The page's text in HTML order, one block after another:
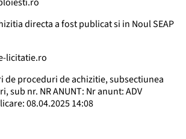
directa a fost publicat si in Noul SEAP
licitatie.ro
de proceduri de achizitie, subsectiunea
sub nr. NR ANUNT: Nr anunt: ADV
08.04.2025 14:08